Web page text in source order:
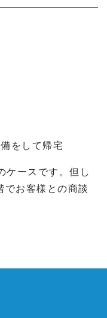
をして帰宅
ケースです。但し
でお客様との商談